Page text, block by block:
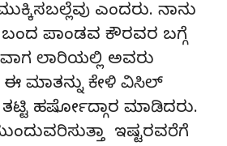
ಎಂದರು. ನಾನು
ಪಾಂಡವ ಕೌರವರ ಬಗ್ಗೆ
ಲಾರಿಯಲ್ಲಿ ಅವರು
ಈ ಮಾತನ್ನು ಕೇಳಿ ವಿಸಿಲ್
ಹರ್ಷೋದ್ಗಾರ ಮಾಡಿದರು.
ಇಷ್ಟರವರೆಗೆ